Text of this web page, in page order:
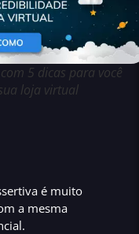
5 dicas para você
loja virtual
é muito
a mesma